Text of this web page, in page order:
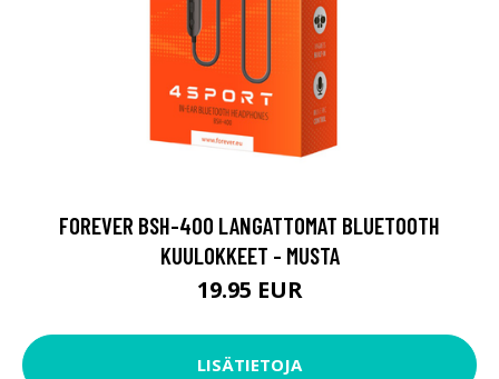
FOREVER BSH-400 LANGATTOMAT BLUETOOTH
KUULOKKEET - MUSTA
19.95 EUR
LISÄTIETOJA